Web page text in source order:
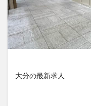
大分の最新求人
アイススケート
アフリカンサファリ
アレンジレシピ
ウクライナ